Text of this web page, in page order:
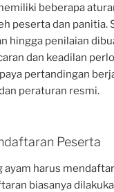
beberapa
peserta dan panitia.
hingga penilaian
dan keadilan
pertandingan
peraturan resmi.
Peserta
ayam harus
biasanya